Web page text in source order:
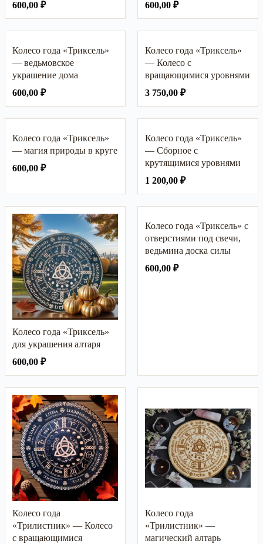
600,00 ₽
600,00 ₽
Колесо года «Триксель»
— ведьмовское
украшение дома
600,00 ₽
Колесо года «Триксель»
— Колесо с
вращающимися уровнями
3 750,00 ₽
Колесо года «Триксель»
— магия природы в круге
600,00 ₽
Колесо года «Триксель»
— Сборное с
крутящимися уровнями
1 200,00 ₽
Колесо года «Триксель»
для украшения алтаря
600,00 ₽
Колесо года «Триксель» с
отверстиями под свечи,
ведьмина доска силы
600,00 ₽
Колесо года
«Трилистник» — Колесо
с вращающимися
Колесо года
«Трилистник» —
магический алтарь